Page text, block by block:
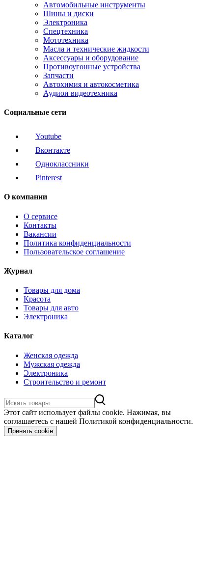
Автомобильные инструменты
Шины и диски
Электроника
Спецтехника
Мототехника
Масла и технические жидкости
Аксессуары и оборудование
Противоугонные устройства
Запчасти
Автохимия и автокосметика
Аудиои видеотехника
Социальные сети
Youtube
Вконтакте
Одноклассники
Pinterest
О компании
О сервисе
Контакты
Вакансии
Политика конфиденциальности
Пользовательское соглашение
Журнал
Товары для дома
Красота
Товары для авто
Электроника
Каталог
Женская одежда
Мужская одежда
Электроника
Строительство и ремонт
Этот сайт использует файлы cookie. Нажимая, вы
соглашаетесь с нашей Политикой конфиденциальности.
Принять cookie